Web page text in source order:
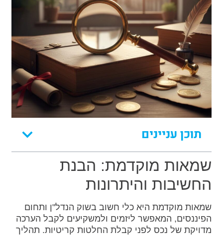
תוכן עניינים
שמאות מוקדמת: הבנת
החשיבות והיתרונות
שמאות מוקדמת היא כלי חשוב בשוק הנדל"ן ותחום
הפיננסים, המאפשר ליזמים ולמשקיעים לקבל הערכה
מדויקת של נכס לפני קבלת החלטות קריטיות. תהליך